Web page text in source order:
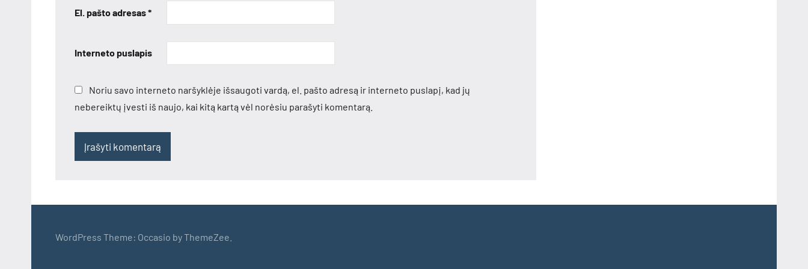
El. pašto adresas*
Interneto puslapis
Noriu savo interneto naršyklėje išsaugoti vardą, el. pašto adresą ir interneto puslapį, kad jų
nebereiktų įvesti iš naujo, kai kitą kartą vėl norėsiu parašyti komentarą.
WordPress Theme: Occasio by ThemeZee.